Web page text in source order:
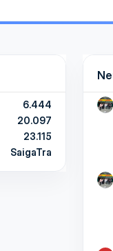
6.444
20.097
23.115
SaigaTra